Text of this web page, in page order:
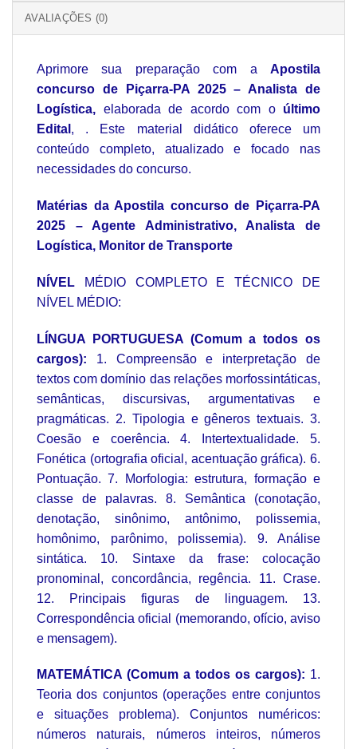
AVALIAÇÕES (0)
Aprimore sua preparação com a Apostila
concurso de Piçarra-PA 2025 – Analista de
Logística, elaborada de acordo com o último
Edital , . Este material didático oferece um
conteúdo completo, atualizado e focado nas
necessidades do concurso.
Matérias da Apostila concurso de Piçarra-PA
2025 – Agente Administrativo, Analista de
Logística, Monitor de Transporte
NÍVEL
MÉDIO COMPLETO E TÉCNICO DE
NÍVEL MÉDIO:
LÍNGUA PORTUGUESA (Comum a todos os
cargos): 1. Compreensão e interpretação de
textos com domínio das relações morfossintáticas,
semânticas, discursivas, argumentativas e
pragmáticas. 2. Tipologia e gêneros textuais. 3.
Coesão e coerência. 4. Intertextualidade. 5.
Fonética (ortografia oficial, acentuação gráfica). 6.
Pontuação. 7. Morfologia: estrutura, formação e
classe de palavras. 8. Semântica (conotação,
denotação, sinônimo, antônimo, polissemia,
homônimo, parônimo, polissemia). 9. Análise
sintática. 10. Sintaxe da frase: colocação
pronominal, concordância, regência. 11. Crase.
12. Principais figuras de linguagem. 13.
Correspondência oficial (memorando, ofício, aviso
e mensagem).
MATEMÁTICA (Comum a todos os cargos): 1.
Teoria dos conjuntos (operações entre conjuntos
e situações problema). Conjuntos numéricos:
números naturais, números inteiros, números